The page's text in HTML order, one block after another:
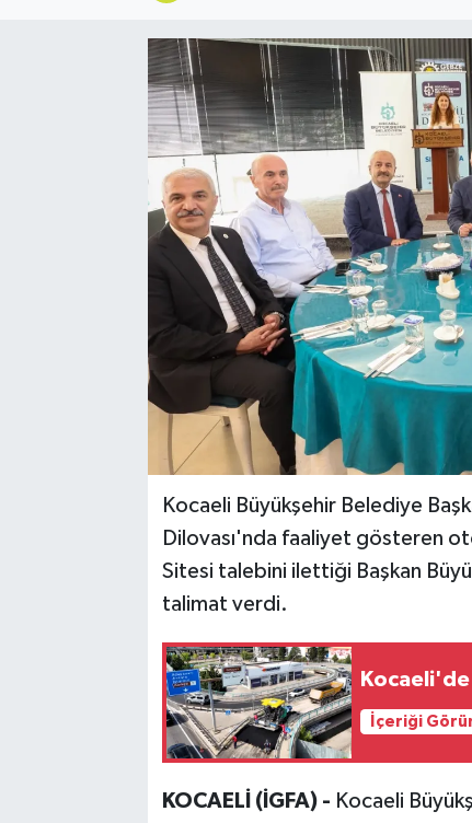
Kocaeli Büyükşehir Belediye
Dilovası'nda faaliyet gösteren
Sitesi talebini ilettiği Başkan
talimat verdi.
Kocaeli'de
İçeriği
KOCAELİ (İGFA) - Kocaeli